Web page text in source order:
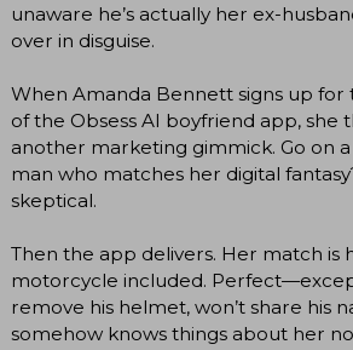
unaware he’s actually her ex-
over in disguise.
When Amanda Bennett signs up
of the Obsess AI boyfriend app, she
another marketing gimmick. Go on
man who matches her digital
skeptical.
Then the app delivers. Her match is
motorcycle included.
remove his helmet, won’t share his
somehow knows things about her